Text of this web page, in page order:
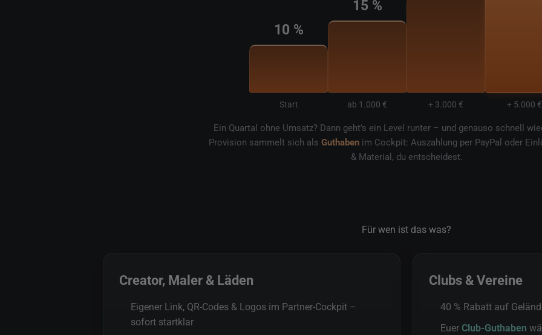
10 %
Start
15 %
ab 1.000 € + 3.000 € + 5.000 €
Ein Quartal ohne Umsatz? Dann geht’s ein Level runter – und genauso schnell
Provision sammelt sich als Guthabenim Cockpit: Auszahlung per PayPal oder
& Material, du entscheidest.
Für wen ist das was?
Creator, Maler & Läden
Eigener Link, QR-Codes & Logos im Partner-Cockpit –
sofort startklar
Clubs & Vereine
40 % Rabatt auf
EuerClub-Guthaben